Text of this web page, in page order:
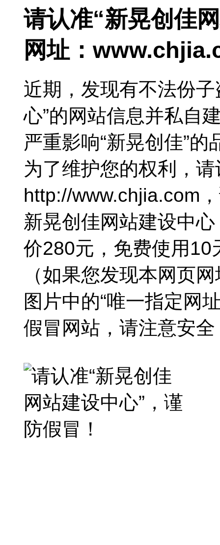
请认准“新晃创佳
网址：
近期，发现有不法份
心”的网站信息并私自
严重影响“新晃创佳”
为了维护您的权利，
http://www.chjia.com
新晃创佳网站建设中
价280元，免费使用10
（如果您发现本网页网
图片中的“唯一指定网
假冒网站，请注意安全